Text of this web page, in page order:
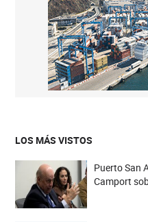
LOS MÁS VISTOS
Puerto San
Camport